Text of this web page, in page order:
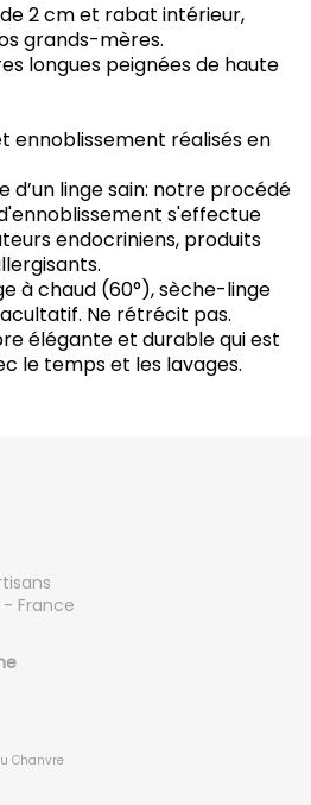
2 cm et rabat intérieur,
grands-mères.
longues peignées de haute
ennoblissement réalisés en
d’un linge sain: notre procédé
s'effectue
endocriniens, produits
à chaud (60°), sèche-linge
Ne rétrécit pas.
élégante et durable qui est
le temps et les lavages.
ou 240x220 (selon taille
- France
Chanvre